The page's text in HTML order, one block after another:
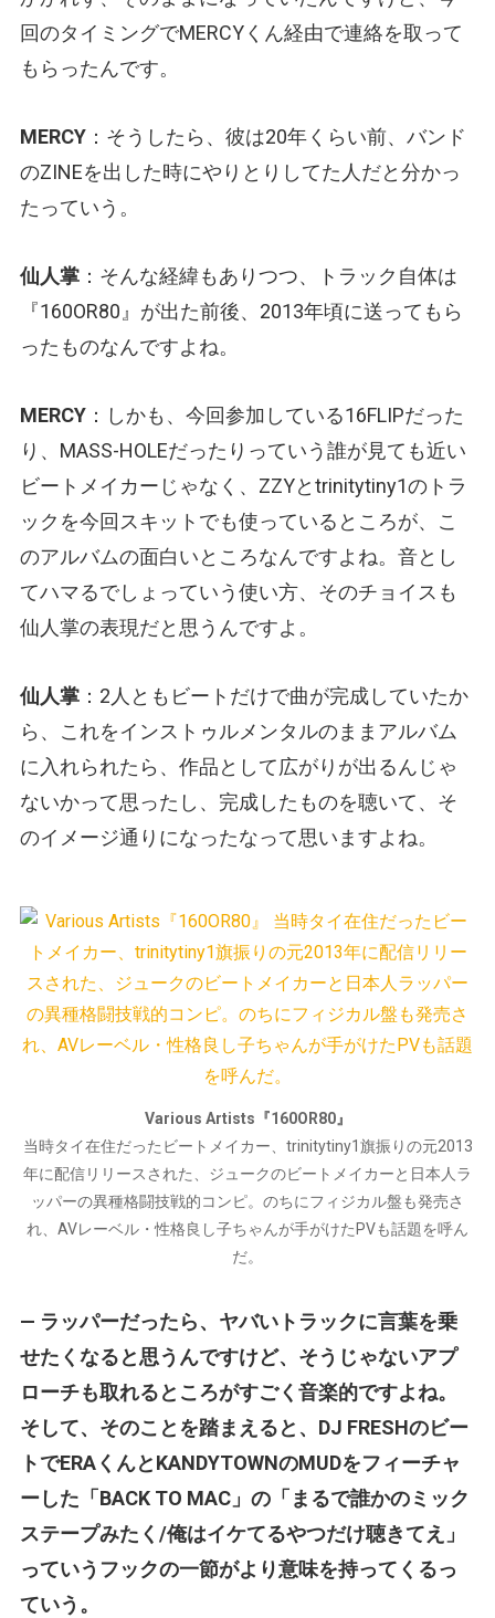
回のタイミングでMERCYくん経由で連絡を取って
もらったんです。
MERCY ：そうしたら、彼は20年くらい前、バンド
のZINEを出した時にやりとりしてた人だと分かっ
たっていう。
仙人掌 ：そんな経緯もありつつ、トラック自体は
『160OR80』が出た前後、2013年頃に送ってもら
ったものなんですよね。
MERCY ：しかも、今回参加している16FLIPだった
り、MASS-HOLEだったりっていう誰が見ても近い
ビートメイカーじゃなく、ZZYとtrinitytiny1のトラ
ックを今回スキットでも使っているところが、こ
のアルバムの面白いところなんですよね。音とし
てハマるでしょっていう使い方、そのチョイスも
仙人掌の表現だと思うんですよ。
仙人掌 ：2人ともビートだけで曲が完成していたか
ら、これをインストゥルメンタルのままアルバム
に入れられたら、作品として広がりが出るんじゃ
ないかって思ったし、完成したものを聴いて、そ
のイメージ通りになったなって思いますよね。
Various Artists『160OR80』
当時タイ在住だったビートメイカー、trinitytiny1旗振りの元2013
年に配信リリースされた、ジュークのビートメイカーと日本人ラ
ッパーの異種格闘技戦的コンピ。のちにフィジカル盤も発売さ
れ、AVレーベル・性格良し子ちゃんが手がけたPVも話題を呼ん
だ。
— ラッパーだったら、ヤバいトラックに言葉を乗
せたくなると思うんですけど、そうじゃないアプ
ローチも取れるところがすごく音楽的ですよね。
そして、そのことを踏まえると、DJ FRESHのビー
トでERAくんとKANDYTOWNのMUDをフィーチャ
ーした「BACK TO MAC」の「まるで誰かのミック
ステープみたく/俺はイケてるやつだけ聴きてえ」
っていうフックの一節がより意味を持ってくるっ
ていう。